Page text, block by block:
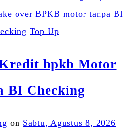
over BPKB motor tanpa BI
Top Up
bpkb Motor
BI Checking
on Sabtu, Agustus 8, 2026